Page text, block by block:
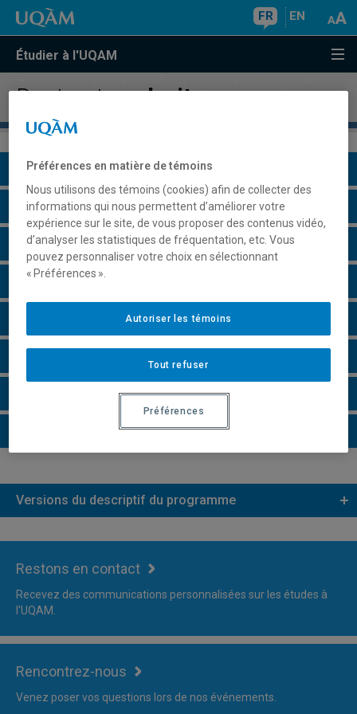
FR EN
Étudier à l'UQAM
Doctorat endroit
Présentation du programme
Conditions d'admission
Cours à suivre et horaires
Particularités
Perspectives professionnelles
Faire une demande d'admission
Plus d'information
Versions du descriptif du programme
Restons en contact
Recevez des communications personnalisées sur les études à
l'UQAM.
Rencontrez-nous
Venez poser vos questions lors de nos événements.
Préférences en matière de témoins
Nous utilisons des témoins (cookies) afin de collecter des
informations qui nous permettent d’améliorer votre
expérience sur le site, de vous proposer des contenus vidéo,
d’analyser les statistiques de fréquentation, etc. Vous
pouvez personnaliser votre choix en sélectionnant
« Préférences ».
Tout refuser
Autoriser les témoins
Préférences